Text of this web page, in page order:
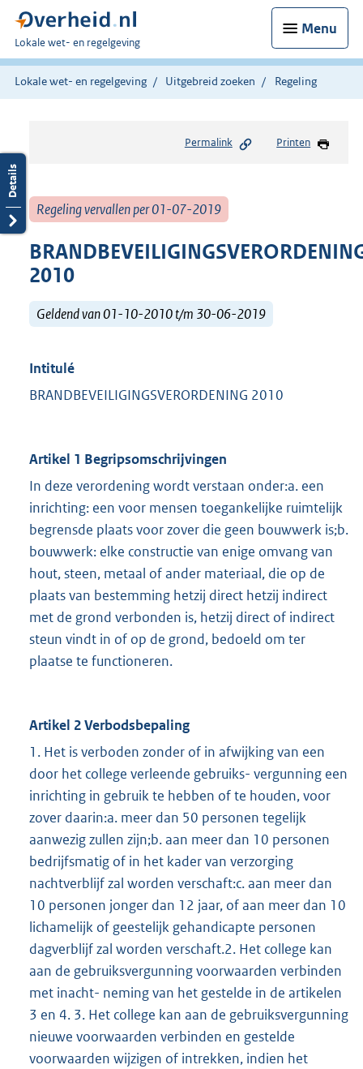
Menu
U
bent
hier:
Lokale wet- en regelgeving
Lokale wet- en regelgeving Uitgebreid zoeken Regeling
Permalink Printen
Regeling vervallen per 01-07-2019
2010
Geldend van 01-10-2010 t/m 30-06-2019
Intitulé
BRANDBEVEILIGINGSVERORDENING 2010
Artikel 1 Begripsomschrijvingen
In deze verordening wordt verstaan onder:a. een
inrichting: een voor mensen toegankelijke ruimtelijk
begrensde plaats voor zover die geen bouwwerk is;b.
bouwwerk: elke constructie van enige omvang van
hout, steen, metaal of ander materiaal, die op de
plaats van bestemming hetzij direct hetzij indirect
met de grond verbonden is, hetzij direct of indirect
steun vindt in of op de grond, bedoeld om ter
plaatse te functioneren.
Artikel 2 Verbodsbepaling
1. Het is verboden zonder of in afwijking van een
door het college verleende gebruiks- vergunning een
inrichting in gebruik te hebben of te houden, voor
zover daarin:a. meer dan 50 personen tegelijk
aanwezig zullen zijn;b. aan meer dan 10 personen
bedrijfsmatig of in het kader van verzorging
nachtverblijf zal worden verschaft:c. aan meer dan
10 personen jonger dan 12 jaar, of aan meer dan 10
lichamelijk of geestelijk gehandicapte personen
dagverblijf zal worden verschaft.2. Het college kan
aan de gebruiksvergunning voorwaarden verbinden
met inacht- neming van het gestelde in de artikelen
3 en 4. 3. Het college kan aan de gebruiksvergunning
nieuwe voorwaarden verbinden en gestelde
voorwaarden wijzigen of intrekken, indien het